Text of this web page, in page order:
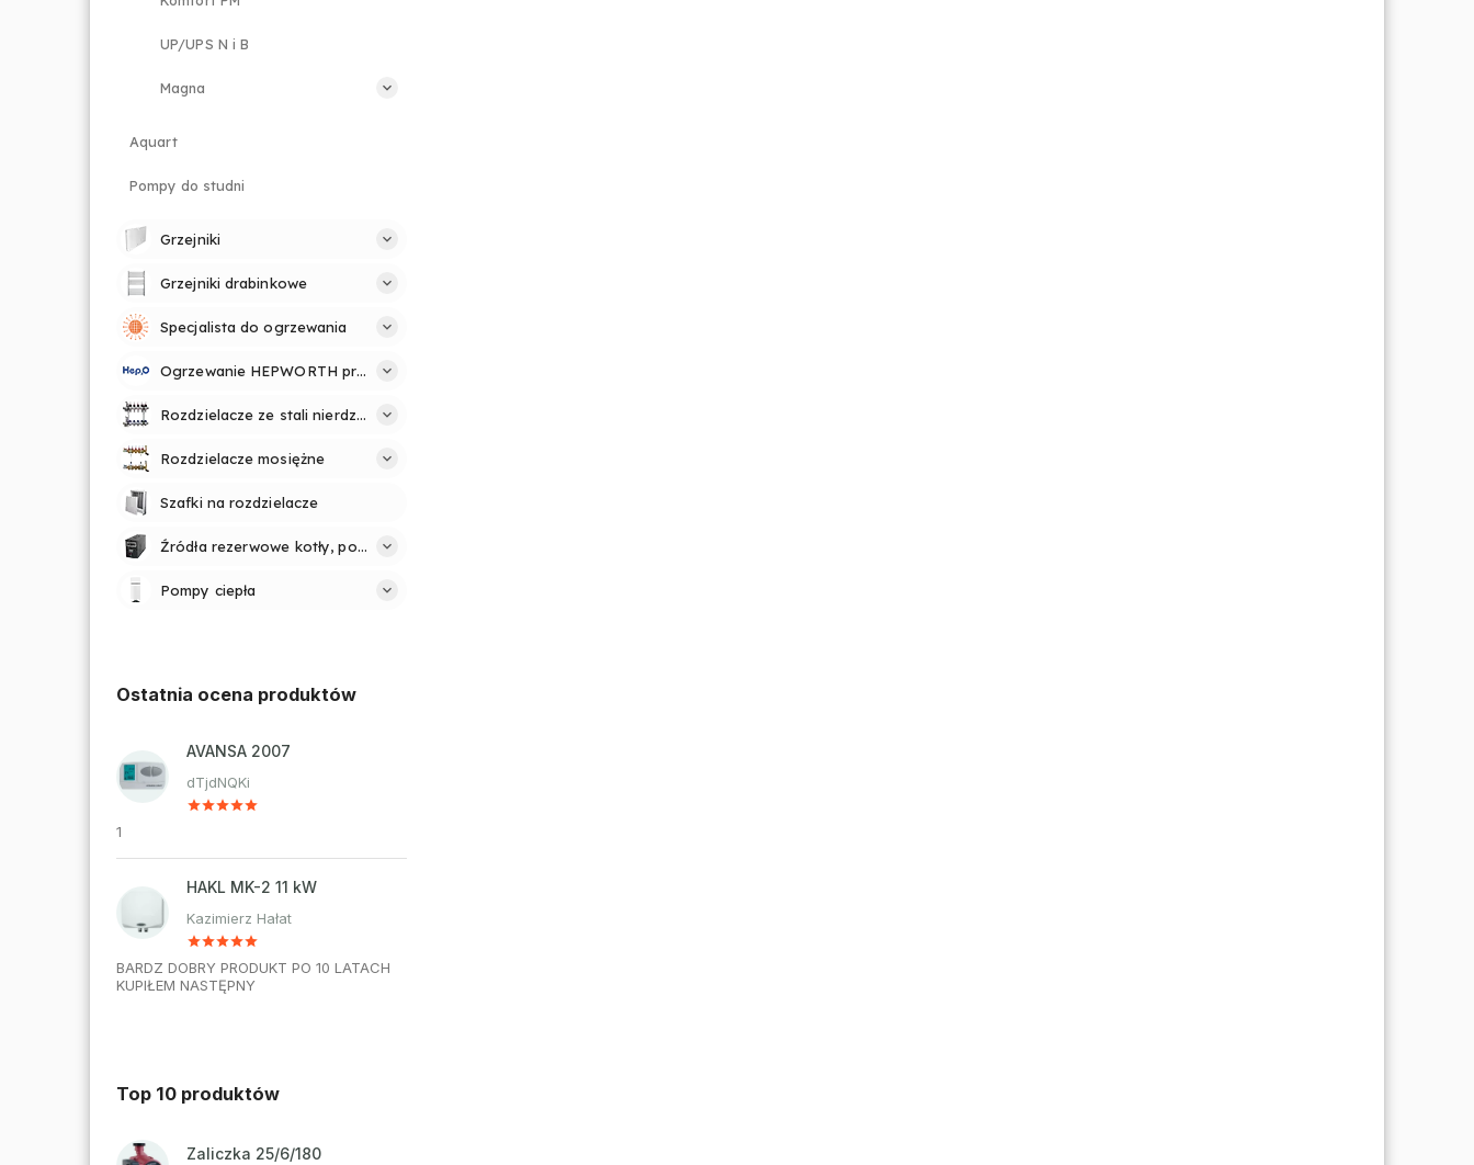
UP/UPS N i B
Magna
Aquart
Pompy do studni
Grzejniki
Grzejniki drabinkowe
Specjalista do ogrzewania
Ogrzewanie HEPWORTH profesjonalnie i prosto
Rozdzielacze ze stali nierdzewnej
Rozdzielacze mosiężne
Szafki na rozdzielacze
Źródła rezerwowe kotły, pompy
Pompy ciepła
Ostatnia ocena produktów
AVANSA 2007
dTjdNQKi
1
HAKL MK-2 11 kW
Kazimierz Hałat
BARDZ DOBRY PRODUKT PO 10 LATACH
KUPIŁEM NASTĘPNY
Top 10 produktów
Zaliczka 25/6/180